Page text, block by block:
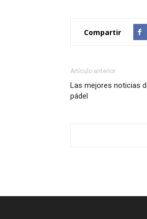
Compartir
Artículo anterior
Las mejores noticias
pádel